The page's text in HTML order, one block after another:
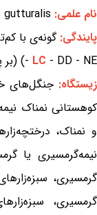
نام علمی: gutturalis
پایندگی:
- LC - DD - NE) (بر پایه‌ی سیاهه‌ی سرخ IUCN)
زیستگاه:جنگل‌های
کوهستانی نمناک
و نمناک،
نیمه‌گرمسیری یا
گرمسیری،
گرمسیری،